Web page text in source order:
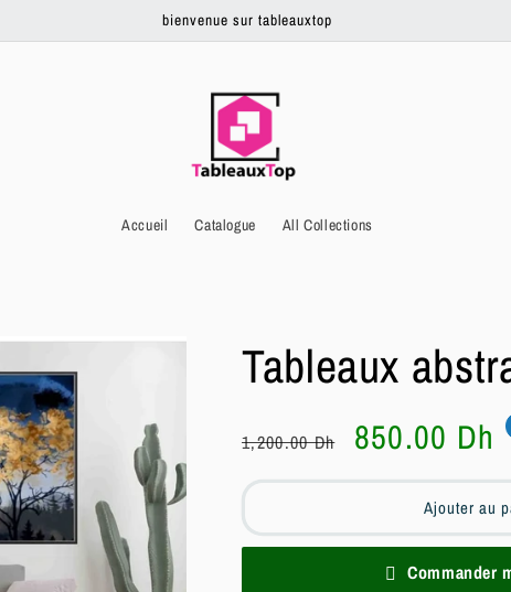
bienvenue sur tableauxtop
Accueil Catalogue All Collections
Tableaux
Prix
habituel
1,200.00 Dh
Prix
soldé
850.00 Dh
Ajouter au
Commander